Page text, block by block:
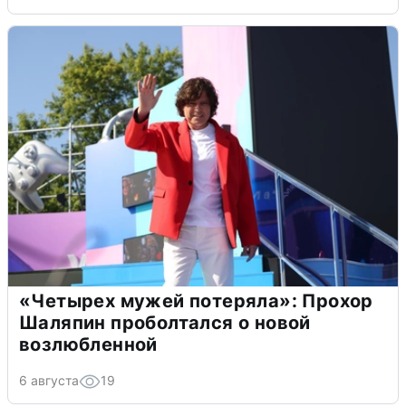
«Четырех мужей потеряла»: Прохор
Шаляпин проболтался о новой
возлюбленной
6 августа 19